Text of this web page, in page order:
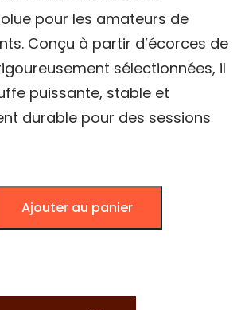
pour les amateurs de
Conçu à partir d’écorces de
sélectionnées, il
puissante, stable et
durable pour des sessions
Ajouter au panier